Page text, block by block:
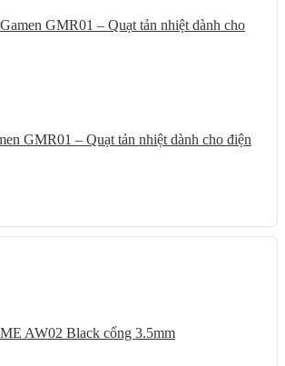
GMR01 – Quạt tản nhiệt dành cho điện